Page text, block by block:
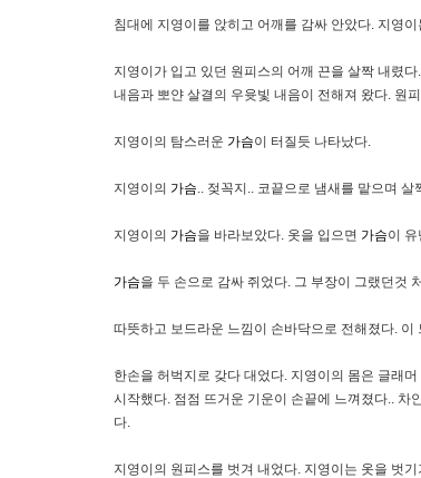
침대에 지영이를 앉히고 어깨를 감싸 안았다. 지영
지영이가 입고 있던 원피스의 어깨 끈을 살짝 내렸
내음과 뽀얀 살결의 우윳빛 내음이 전해져 왔다. 원
지영이의 탐스러운 가슴이 터질듯 나타났다.
지영이의 가슴.. 젖꼭지.. 코끝으로 냄새를 맡으며
지영이의 가슴을 바라보았다. 옷을 입으면 가슴이
가슴을 두 손으로 감싸 쥐었다. 그 부장이 그랬던것
따뜻하고 보드라운 느낌이 손바닥으로 전해졌다. 이
한손을 허벅지로 갖다 대었다. 지영이의 몸은 글래
시작했다. 점점 뜨거운 기운이 손끝에 느껴졌다.. 차
다.
지영이의 원피스를 벗겨 내었다. 지영이는 옷을 벗